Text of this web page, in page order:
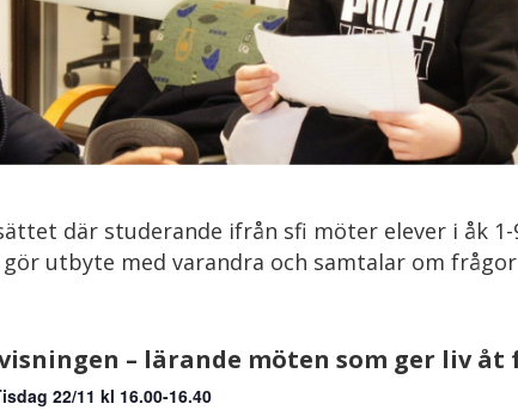
där studerande ifrån sfi möter elever i åk
utbyte med varandra och samtalar om
– lärande möten som ger liv åt
22/11 kl 16.00-16.40